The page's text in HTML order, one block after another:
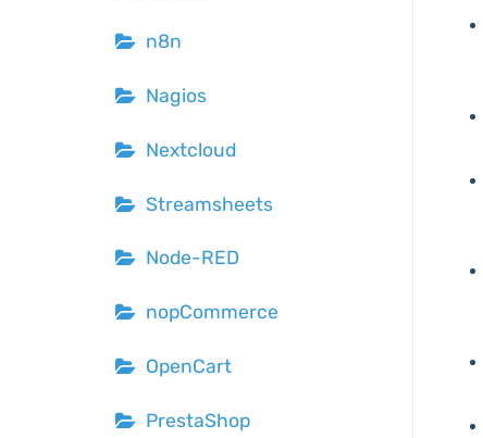
n8n
Nagios
Nextcloud
Streamsheets
Node-RED
nopCommerce
OpenCart
PrestaShop